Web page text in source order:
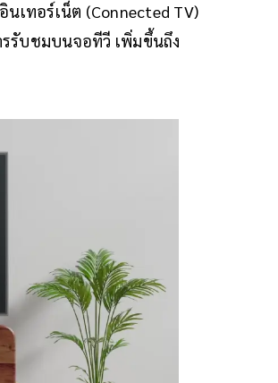
เทอร์เน็ต (Connected TV)
รรับชมบนจอทีวี เพิ่มขึ้นถึง